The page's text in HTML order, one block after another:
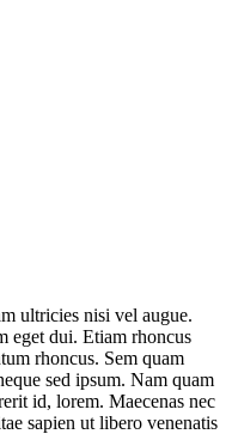
ultricies nisi vel augue.
eget dui. Etiam rhoncus
rhoncus. Sem quam
sed ipsum. Nam quam
id, lorem. Maecenas nec
sapien ut libero venenatis